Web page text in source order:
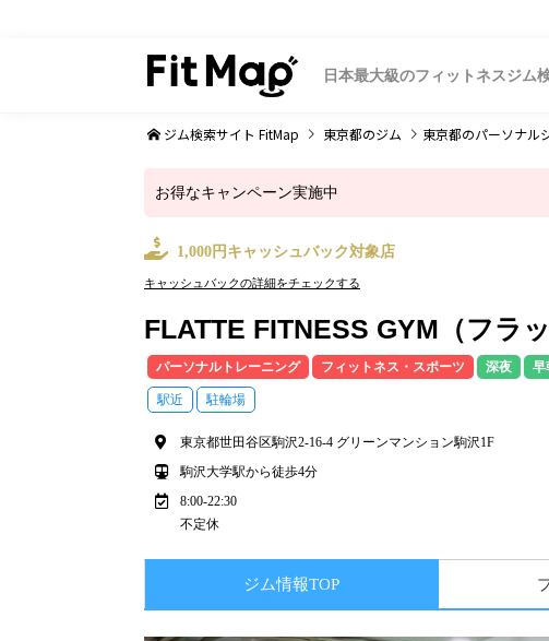
日本最大級のフィットネスジム
ジム検索サイト FitMap 東京都のジム 東京都のパーソナル
お得なキャンペーン実施中
1,000円キャッシュバック対象店
キャッシュバックの詳細をチェックする
FLATTE FITNESS GYM（フラッ
パーソナルトレーニング フィットネス・スポーツ 深夜 早
駅近 駐輪場
東京都世田谷区駒沢2-16-4 グリーンマンション駒沢1F
駒沢大学駅から徒歩4分
8:00-22:30
不定休
ジム情報TOP